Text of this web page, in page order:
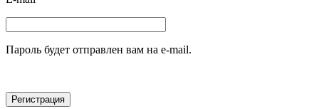
Пароль будет отправлен вам на e-mail.